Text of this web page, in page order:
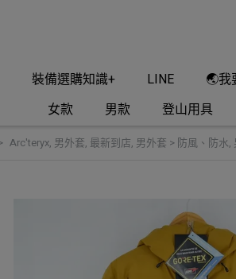
裝備選購知識+ LINE 🌏我
女款
男款 登山用具
Arc'teryx, 男外套, 最新到店, 男外套 > 防風、防水,